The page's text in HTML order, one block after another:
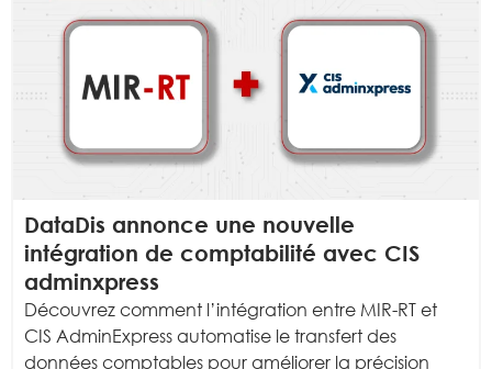
DataDis annonce une nouvelle
intégration de comptabilité avec CIS
adminxpress
Découvrez comment l’intégration entre MIR-RT et
CIS AdminExpress automatise le transfert des
données comptables pour améliorer la précision